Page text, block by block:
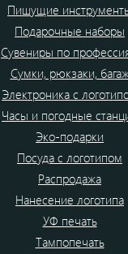
Пишущие
Подарочные наборы
Сувениры по
Сумки, рюкзаки,
Электроника с
Часы и погодные
Эко-подарки
Посуда с логотипом
Распродажа
Нанесение логотипа
УФ печать
Тампопечать